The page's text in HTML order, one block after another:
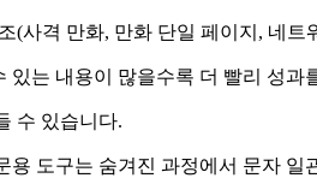
(사격 만화, 만화 단일 페이지, 네
는 내용이 많을수록 더 빨리 성과
수 있습니다.
도구는 숨겨진 과정에서 문자